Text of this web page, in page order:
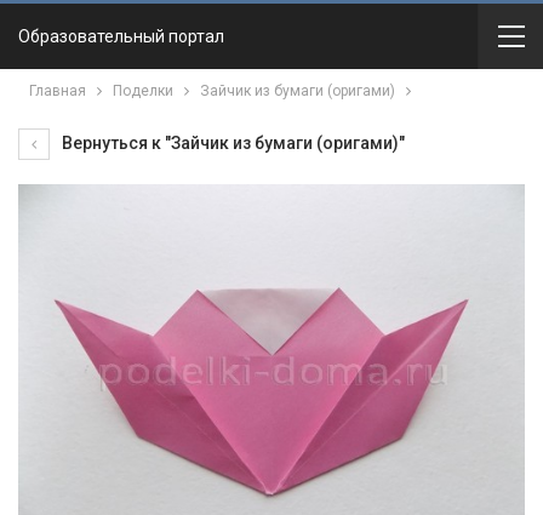
Образовательный портал
Главная Поделки Зайчик из бумаги (оригами)
Вернуться к "Зайчик из бумаги (оригами)"